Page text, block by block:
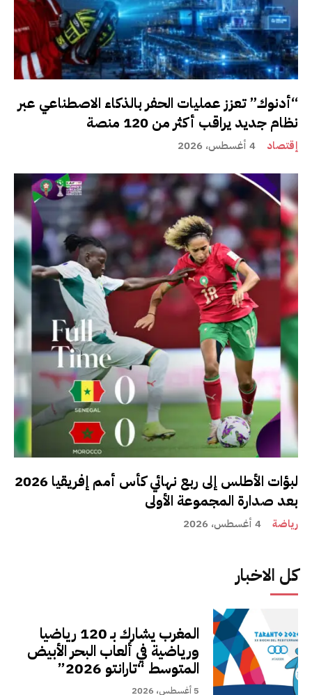
“أدنوك” تعزز عمليات الحفر بالذكاء الاصطناعي عبر
نظام جديد يراقب أكثر من 120 منصة
إقتصاد 4 أغسطس، 2026
لبؤات الأطلس إلى ربع نهائي كأس أمم إفريقيا 2026
بعد صدارة المجموعة الأولى
رياضة 4 أغسطس، 2026
كل الاخبار
المغرب يشارك بـ 120 رياضيا
ورياضية في ألعاب البحر الأبيض
المتوسط “تارانتو 2026”
5 أغسطس، 2026